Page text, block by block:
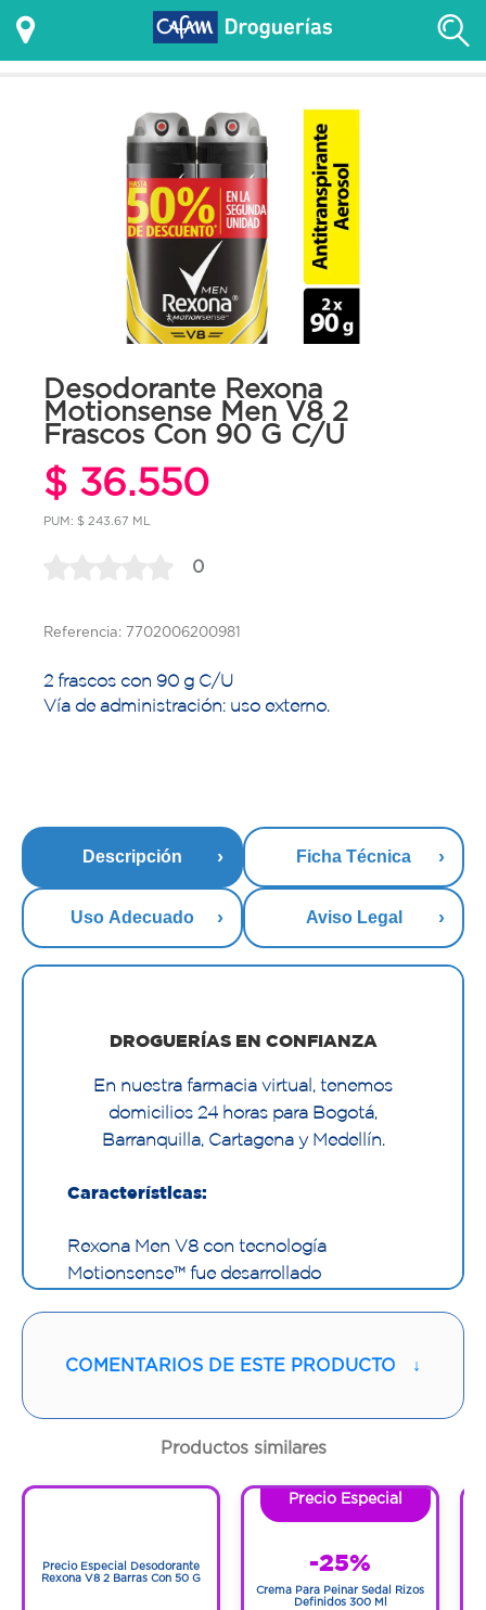
Desodorante Rexona
Motionsense Men V8 2
Frascos Con 90 G C/U
$ 36.550
PUM: $ 243.67 ML
0
Referencia: 7702006200981
2 frascos con 90 g C/U
Vía de administración: uso externo.
Descripción Ficha Técnica
Uso Adecuado Aviso Legal
DROGUERÍAS EN CONFIANZA
En nuestra farmacia virtual, tenemos
domicilios 24 horas para Bogotá,
Barranquilla, Cartagena y Medellín.
Características:
Rexona Men V8 con tecnología
Motionsense™ fue desarrollado
contra la transpiración hasta por 48 horas.
vida a su ritmo.
COMENTARIOS DE ESTE PRODUCTO ↓
Productos similares
Precio Especial Desodorante
Rexona V8 2 Barras Con 50 G
Precio Especial
-25%
Crema Para Peinar Sedal Rizos
Definidos 300 Ml